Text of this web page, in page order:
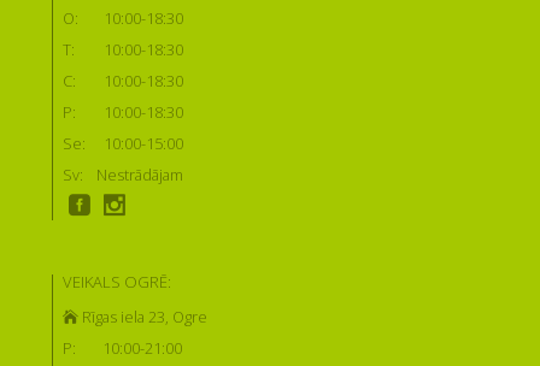
O:
10:00-18:30
T:
10:00-18:30
C:
10:00-18:30
P:
10:00-18:30
Se:
10:00-15:00
Sv:
Nestrādājam
VEIKALS OGRĒ:
Rīgas iela 23, Ogre
P:
10:00-21:00